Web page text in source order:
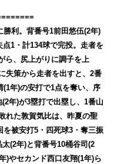
利。背番号1前田悠伍(2年)
1・計134球で完投。走者を
ら、尻上がりに調子を上
失策から走者を出すと、2番
(1年)の安打で1点を奪い、序
年)が3塁打で出塁し、1番山
れた敦賀気比は、昨夏の聖
を被安打5・四死球3・奪三振
(2年)と背番号10桶谷司(2
)やセカンド西口友翔(1年)ら